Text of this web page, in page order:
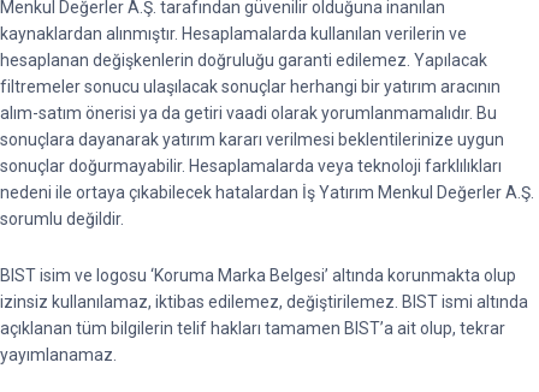
Menkul Değerler A.Ş. tarafından güvenilir olduğuna inanılan
kaynaklardan alınmıştır. Hesaplamalarda kullanılan verilerin ve
hesaplanan değişkenlerin doğruluğu garanti edilemez. Yapılacak
filtremeler sonucu ulaşılacak sonuçlar herhangi bir yatırım aracının
alım-satım önerisi ya da getiri vaadi olarak yorumlanmamalıdır. Bu
sonuçlara dayanarak yatırım kararı verilmesi beklentilerinize uygun
sonuçlar doğurmayabilir. Hesaplamalarda veya teknoloji farklılıkları
nedeni ile ortaya çıkabilecek hatalardan İş Yatırım Menkul Değerler A.Ş.
sorumlu değildir.
BIST isim ve logosu ‘Koruma Marka Belgesi’ altında korunmakta olup
izinsiz kullanılamaz, iktibas edilemez, değiştirilemez. BIST ismi altında
açıklanan tüm bilgilerin telif hakları tamamen BIST’a ait olup, tekrar
yayımlanamaz.